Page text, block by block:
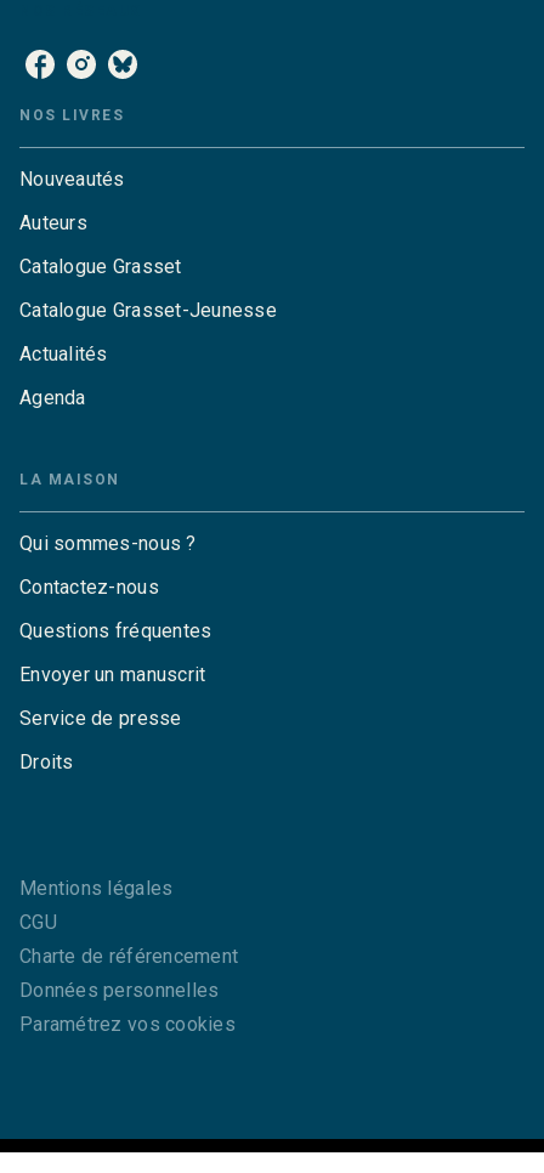
NOS LIVRES
Nouveautés
Auteurs
Catalogue Grasset
Catalogue Grasset-Jeunesse
Actualités
Agenda
LA MAISON
Qui sommes-nous ?
Contactez-nous
Questions fréquentes
Envoyer un manuscrit
Service de presse
Droits
Mentions légales
CGU
Charte de référencement
Données personnelles
Paramétrez vos cookies
GRASSET© 2026